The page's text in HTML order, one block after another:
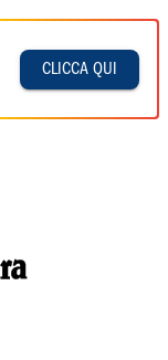
CLICCA QUI